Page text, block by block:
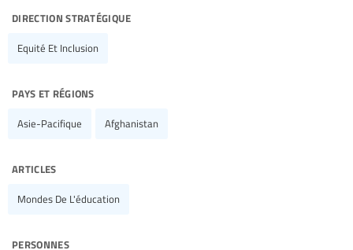
direction stratégique
Equité Et Inclusion
pays et régions
Asie-Pacifique Afghanistan
articles
Mondes De L'éducation
personnes